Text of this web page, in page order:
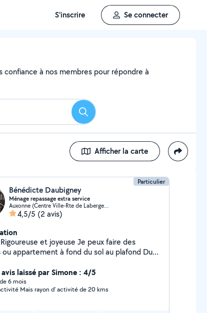
S'inscrire Se connecter
à nos membres pour répondre à
Rechercher
Afficher la carte
Particulier
Bénédicte Daubigney
Ménage repassage extra service
Auxonne (Centre Ville-Rte de Labergement)
4,5/5 (2 avis)
appartement à fond du sol au plafond Du
anniversaire et possibilité d'être 2 À
laissé par Simone : 4/5
6 mois
Bonne réactivité Mais rayon d' activité de 20 kms